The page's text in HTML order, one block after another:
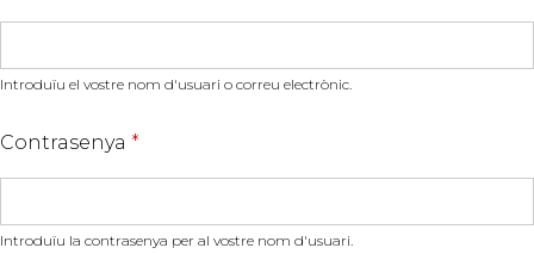
Introduïu el vostre nom d'usuari o correu electrònic.
Contrasenya *
Introduïu la contrasenya per al vostre nom d'usuari.